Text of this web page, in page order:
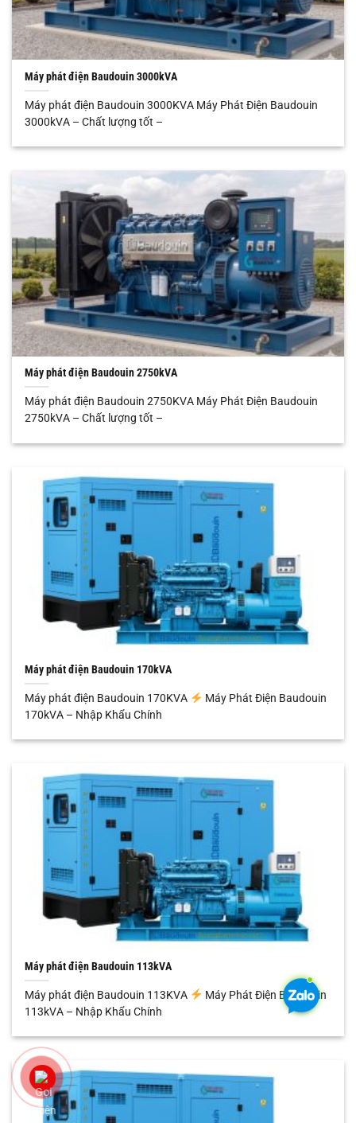
Máy phát điện Baudouin 3000kVA
Máy phát điện Baudouin 3000KVA Máy Phát Điện Baudouin
3000kVA – Chất lượng tốt –
Máy phát điện Baudouin 2750kVA
Máy phát điện Baudouin 2750KVA Máy Phát Điện Baudouin
2750kVA – Chất lượng tốt –
Máy phát điện Baudouin 170kVA
Máy phát điện Baudouin 170KVA
Máy Phát Điện Baudouin
170kVA – Nhập Khẩu Chính
Máy phát điện Baudouin 113kVA
Máy phát điện Baudouin 113KVA
Máy Phát Điện Baudouin
113kVA – Nhập Khẩu Chính